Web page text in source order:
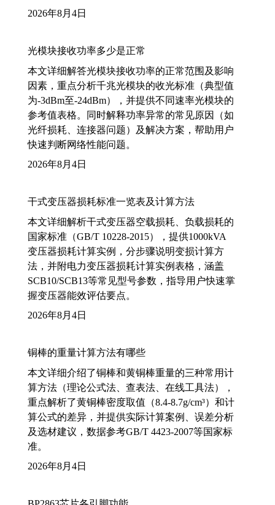
2026年8月4日
光模块接收功率多少是正常
本文详细解答光模块接收功率的正常范围及影响
因素，重点分析千兆光模块的收光标准（典型值
为-3dBm至-24dBm），并提供不同速率光模块的
参考值表格。同时解释功率异常的常见原因（如
光纤损耗、连接器问题）及解决方案，帮助用户
快速判断网络性能问题。
2026年8月4日
干式变压器损耗标准一览表及计算方法
本文详细解析干式变压器空载损耗、负载损耗的
国家标准（GB/T 10228-2015），提供1000kVA
变压器损耗计算实例，分步骤说明变损计算方
法，并附电力变压器损耗计算实例表格，涵盖
SCB10/SCB13等常见型号参数，指导用户快速掌
握变压器能效评估要点。
2026年8月4日
铜棒的重量计算方法有哪些
本文详细介绍了铜棒和黄铜棒重量的三种常用计
算方法（理论公式法、查表法、在线工具法），
重点解析了黄铜棒密度取值（8.4-8.7g/cm³）和计
算公式的差异，并提供实际计算案例、误差分析
及选材建议，数据参考GB/T 4423-2007等国家标
准。
2026年8月4日